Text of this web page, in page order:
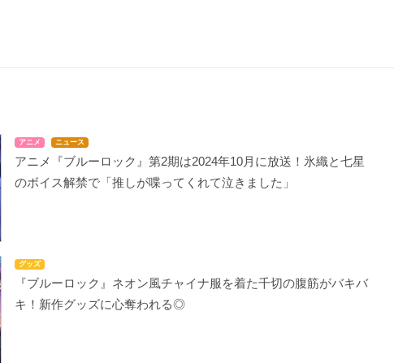
アニメ ニュース
アニメ『ブルーロック』第2期は2024年10月に放送！氷織と七星
のボイス解禁で「推しが喋ってくれて泣きました」
グッズ
『ブルーロック』ネオン風チャイナ服を着た千切の腹筋がバキバ
キ！新作グッズに心奪われる◎